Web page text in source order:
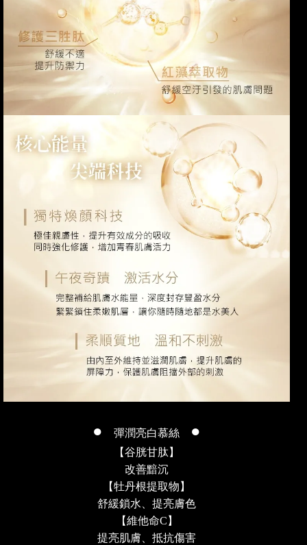
● 彈潤亮白慕絲 ●
【谷胱甘肽】
改善黯沉
【牡丹根提取物】
舒緩鎖水、提亮膚色
【維他命C 】
提亮肌膚、抵抗傷害